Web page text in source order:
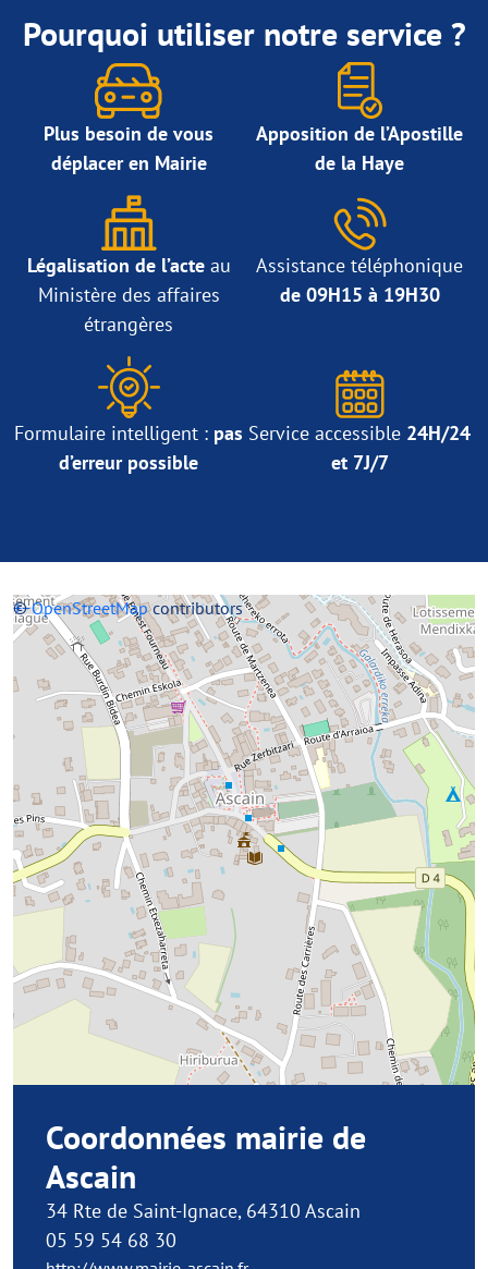
Pourquoi utiliser notre service ?
Plus besoin de vous
déplacer en Mairie
Apposition de l’Apostille
de la Haye
Légalisation de l’acteau
Ministère des affaires
étrangères
Assistance téléphonique
de 09H15 à 19H30
Formulaire intelligent : pas
d’erreur possible
Service accessible 24H/24
et 7J/7
+−
©OpenStreetMapcontributors
Coordonnées mairie de
Ascain
34 Rte de Saint-Ignace, 64310 Ascain
05 59 54 68 30